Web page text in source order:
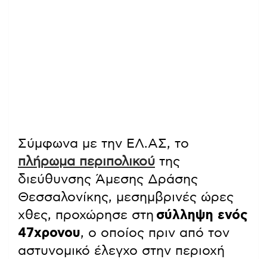
Σύμφωνα με την ΕΛ.ΑΣ, το
πλήρωμα περιπολικού της
διεύθυνσης Άμεσης Δράσης
Θεσσαλονίκης, μεσημβρινές ώρες
χθες, προχώρησε στη σύλληψη ενός
47χρονου, ο οποίος πριν από τον
αστυνομικό έλεγχο στην περιοχή